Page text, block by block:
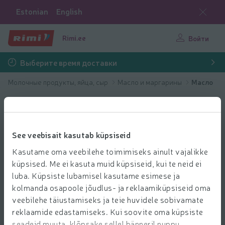
See veebisait kasutab küpsiseid
Kasutame oma veebilehe toimimiseks ainult vajalikke
küpsised. Me ei kasuta muid küpsiseid, kui te neid ei
luba. Küpsiste lubamisel kasutame esimese ja
kolmanda osapoole jõudlus- ja reklaamiküpsiseid oma
veebilehe täiustamiseks ja teie huvidele sobivamate
reklaamide edastamiseks. Kui soovite oma küpsiste
Estonian English
Rimi.ee Войти
Выберите время доставки
Молочные продукты, яйца, сыр Масло и маргарины Масло